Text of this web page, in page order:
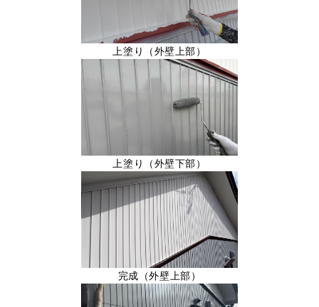
上塗り（外壁上部）
上塗り（外壁下部）
完成（外壁上部）